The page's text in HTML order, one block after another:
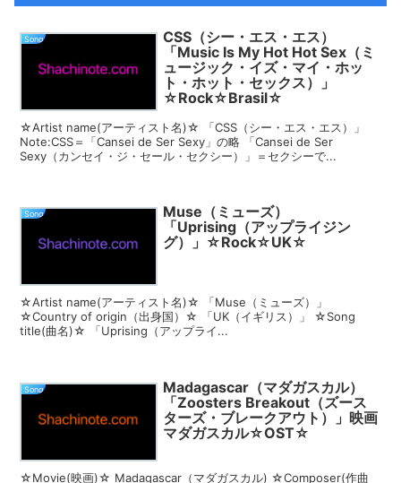
Song
CSS（シー・エス・エス）
「Music Is My Hot Hot Sex（ミ
ュージック・イズ・マイ・ホッ
ト・ホット・セックス）」
☆Rock☆Brasil☆
☆Artist name(アーティスト名)☆ 「CSS（シー・エス・エス）」
Note:CSS＝「Cansei de Ser Sexy」の略 「Cansei de Ser
Sexy（カンセイ・ジ・セール・セクシー）」＝セクシーで...
Song
Muse（ミューズ）
「Uprising（アップライジン
グ）」☆Rock☆UK☆
☆Artist name(アーティスト名)☆ 「Muse（ミューズ）」
☆Country of origin（出身国）☆ 「UK（イギリス）」 ☆Song
title(曲名)☆ 「Uprising（アップライ...
Song
Madagascar（マダガスカル）
「Zoosters Breakout（ズース
ターズ・ブレークアウト）」映画
マダガスカル☆OST☆
☆Movie(映画)☆ Madagascar（マダガスカル) ☆Composer(作曲